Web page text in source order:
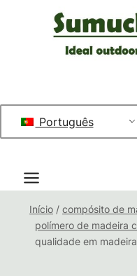
Português
Início / compósito de
polímero de madeira
qualidade em